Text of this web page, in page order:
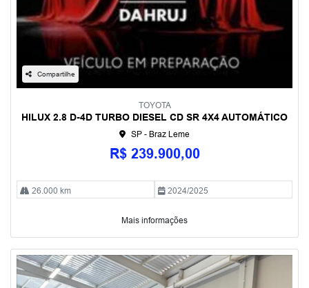
Compartilhe
TOYOTA
HILUX 2.8 D-4D TURBO DIESEL CD SR 4X4 AUTOMÁTICO
SP - Braz Leme
R$ 239.900,00
26.000 km 2024/2025
Mais informações